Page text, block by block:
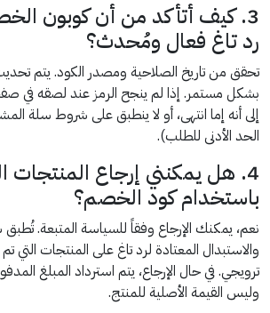
3. كيف أتأكد من أن كوبون
رد تاغ فعال ومُحدث؟
تحقق من تاريخ الصلاحية ومصدر الكود. يتم
بشكل مستمر. إذا لم ينجح الرمز عند لصقه في
إلى أنه إما انتهى، أو لا ينطبق على شروط سلة
الحد الأدنى للطلب).
4. هل يمكنني إرجاع المنتجات
باستخدام كود الخصم؟
نعم، يمكنك الإرجاع وفقاً للسياسة المتبعة. تُطبق
والاستبدال المعتادة لرد تاغ على المنتجات التي
ترويجي. في حال الإرجاع، يتم استرداد المبلغ
وليس القيمة الأصلية للمنتج.